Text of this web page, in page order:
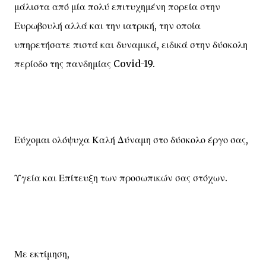
μάλιστα από μία πολύ επιτυχημένη πορεία στην
Ευρωβουλή αλλά και την ιατρική, την οποία
υπηρετήσατε πιστά και δυναμικά, ειδικά στην δύσκολη
περίοδο της πανδημίας Covid-19.
Εύχομαι ολόψυχα Καλή Δύναμη στο δύσκολο έργο σας,
Υγεία και Επίτευξη των προσωπικών σας στόχων.
Με εκτίμηση,